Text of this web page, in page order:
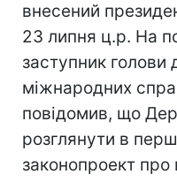
внесений
23 липня ц.р. На
заступник голови
міжнародних
повідомив, що
розглянути в
законопроект